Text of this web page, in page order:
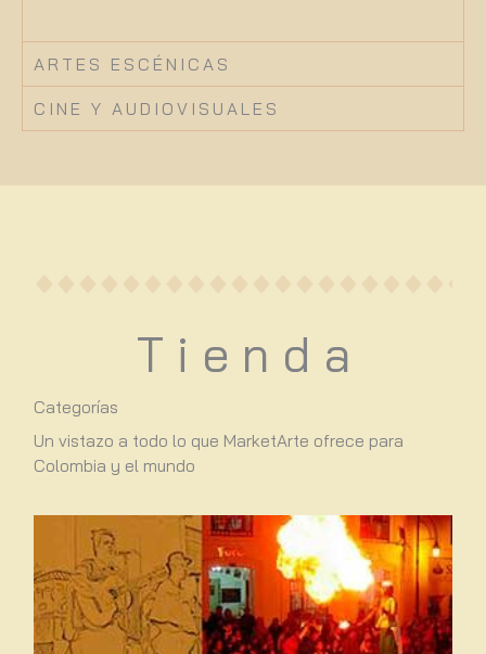
ARTES ESCÉNICAS
CINE Y AUDIOVISUALES
T i e n d a
Categorías
Un vistazo a todo lo que MarketArte ofrece para
Colombia y el mundo